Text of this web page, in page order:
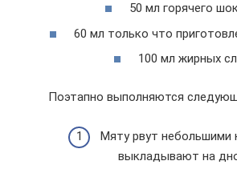
50 мл горячего
60 мл только что
100 мл жирных
Поэтапно выполняются
Мяту рвут небольшими
выкладывают на